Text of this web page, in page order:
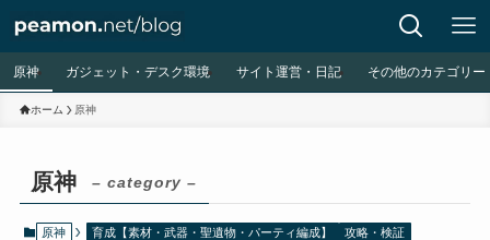
原神 ガジェット・デスク環境 サイト運営・日記 その他のカテゴリー
ホーム 原神
原神 – category –
原神 育成【素材・武器・聖遺物・パーティ編成】
攻略・検証